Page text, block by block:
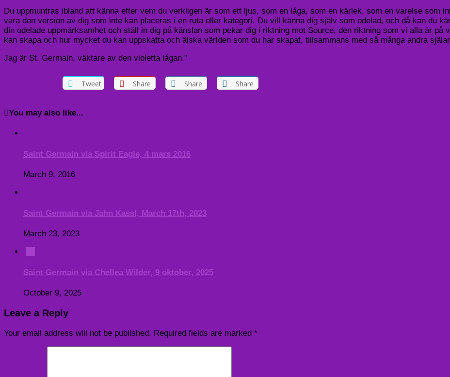
Du uppmuntras ibland att känna efter vem du verkligen är som ett ljus, som en låga, som en kärlek, som en varelse som
vara den version av dig som inte kan placeras i en ruta eller kategori. Du vill känna dig själv som odelad, och då kan du
din odelade uppmärksamhet och ställ in dig på känslan som pekar dig i riktning mot Source, den riktning som vi alla är på
kan skapa och hur mycket du kan uppskatta och älska världen som du har skapat, tillsammans med så många andra
Jag är St. Germain, väktare av den violetta lågan.”
Tweet Share Share Share
You may also like...
Saint Germain via Spirit Eagle, 4 mars 2016
March 9, 2016
Saint Germain via Jahn Kassl, March 17th, 2023
March 23, 2023
Saint Germain via Chellea Wilder, 9 oktober, 2025
October 9, 2025
Leave a Reply
Your email address will not be published. Required fields are marked *